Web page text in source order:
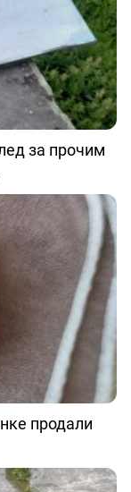
за прочим
продали